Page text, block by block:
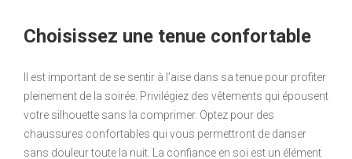
Choisissez une tenue confortable
Il est important de se sentir à l’aise dans sa tenue pour profiter
pleinement de la soirée. Privilégiez des vêtements qui épousent
votre silhouette sans la comprimer. Optez pour des
chaussures confortables qui vous permettront de danser
sans douleur toute la nuit. La confiance en soi est un élément